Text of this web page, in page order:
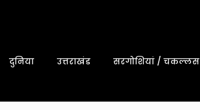
दुनिया उत्तराखंड सरगोशियां / चकल्लस